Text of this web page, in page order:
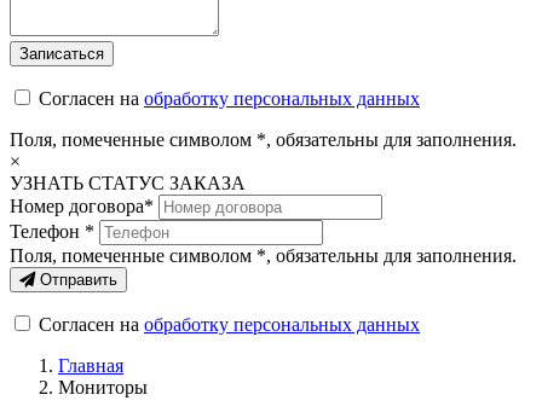
Согласен на обработку персональных данных
Поля, помеченные символом *, обязательны для заполнения.
×
УЗНАТЬ СТАТУС ЗАКАЗА
Номер договора*
Телефон *
Поля, помеченные символом *, обязательны для заполнения.
Отправить
Согласен на обработку персональных данных
Главная
Мониторы